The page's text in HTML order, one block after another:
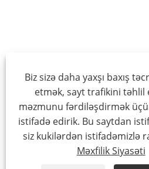
Biz sizə daha yaxşı baxış
etmək, sayt trafikini təhlil
məzmunu fərdiləşdirmək
istifadə edirik. Bu saytdan
siz kukilərdən istifadəmizlə
Məxfilik Siyasəti